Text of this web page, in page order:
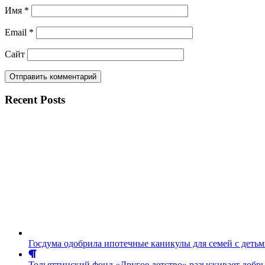
Имя *
Email *
Сайт
Recent Posts
Госдума одобрила ипотечные каникулы для семей с